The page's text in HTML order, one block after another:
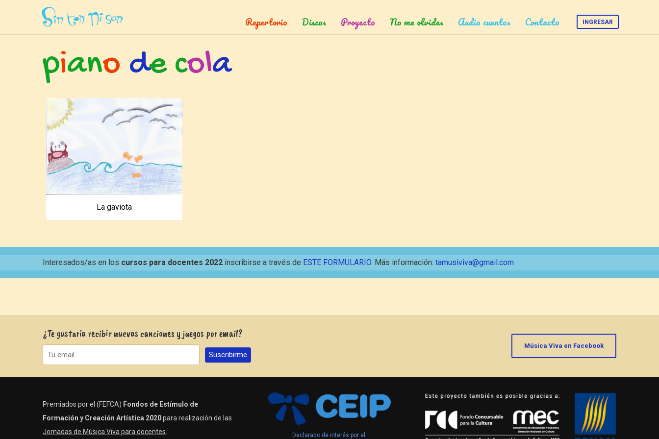
Repertorio Discos Proyecto No me olvides Audio cuentos Contacto INGRESAR
Inicio » Etiquetas » Piano de Cola
piano de cola
La gaviota
Interesados/as en los cursos para docentes 2022 inscribirse a través de ESTE FORMULARIO. Más información: tamusiviva@gmail.com
¿Te gustaría recibir nuevas canciones y juegos por email?
Música Viva en Facebook
Premiados por el (FEFCA) Fondos de Estímulo de
Formación y Creación Artística 2020para realización de las
Jornadas de Música Viva para docentes
Declarado de interés por el